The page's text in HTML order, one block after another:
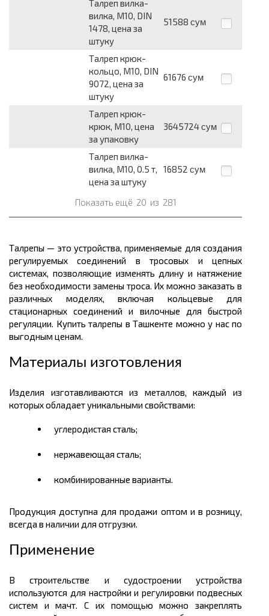
Талреп вилка-
вилка, М10, DIN
1478, цена за
штуку
51588 сум
Талреп крюк-
кольцо, М10, DIN
9072, цена за
штуку
61676 сум
Талреп крюк-
крюк, М10, цена
за упаковку
3645724 сум
Талреп вилка-
вилка, М10, 0.5 т,
цена за штуку
16852 сум
Показать ещё 20 из 281
Талрепы — это устройства, применяемые для создания
регулируемых соединений в тросовых и цепных
системах, позволяющие изменять длину и натяжение
без необходимости замены троса. Их можно заказать в
различных моделях, включая кольцевые для
стационарных соединений и вилочные для быстрой
регуляции. Купить талрепы в Ташкенте можно у нас по
выгодным ценам.
Материалы изготовления
Изделия изготавливаются из металлов, каждый из
которых обладает уникальными свойствами:
углеродистая сталь;
нержавеющая сталь;
комбинированные варианты.
Продукция доступна для продажи оптом и в розницу,
всегда в наличии для отгрузки.
Применение
В строительстве и судостроении устройства
используются для настройки и регулировки подвесных
систем и мачт. С их помощью можно закреплять